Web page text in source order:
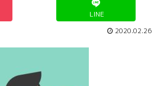
LINE
2020.02.26